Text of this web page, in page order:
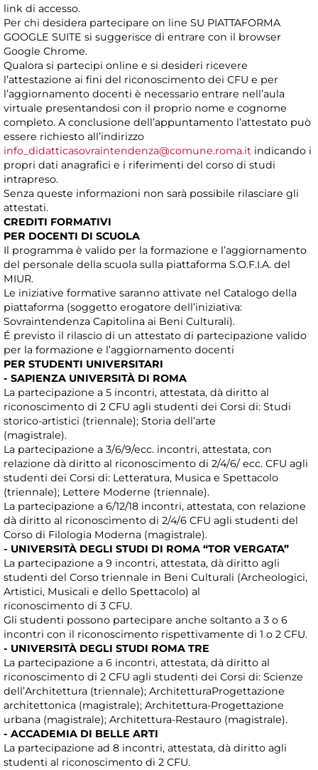
link di accesso.
Per chi desidera partecipare on line SU PIATTAFORMA
GOOGLE SUITE si suggerisce di entrare con il browser
Google Chrome.
Qualora si partecipi online e si desideri ricevere
l’attestazione ai fini del riconoscimento dei CFU e per
l’aggiornamento docenti è necessario entrare nell’aula
virtuale presentandosi con il proprio nome e cognome
completo. A conclusione dell’appuntamento l’attestato può
essere richiesto all’indirizzo
info_didatticasovraintendenza@comune.roma.it indicando i
propri dati anagrafici e i riferimenti del corso di studi
intrapreso.
Senza queste informazioni non sarà possibile rilasciare gli
attestati.
CREDITI FORMATIVI
PER DOCENTI DI SCUOLA
Il programma è valido per la formazione e l’aggiornamento
del personale della scuola sulla piattaforma S.O.F.I.A. del
MIUR.
Le iniziative formative saranno attivate nel Catalogo della
piattaforma (soggetto erogatore dell’iniziativa:
Sovraintendenza Capitolina ai Beni Culturali).
É previsto il rilascio di un attestato di partecipazione valido
per la formazione e l’aggiornamento docenti
PER STUDENTI UNIVERSITARI
- SAPIENZA UNIVERSITÀ DI ROMA
La partecipazione a 5 incontri, attestata, dà diritto al
riconoscimento di 2 CFU agli studenti dei Corsi di: Studi
storico-artistici (triennale); Storia dell’arte
(magistrale).
La partecipazione a 3/6/9/ecc. incontri, attestata, con
relazione dà diritto al riconoscimento di 2/4/6/ ecc. CFU agli
studenti dei Corsi di: Letteratura, Musica e Spettacolo
(triennale); Lettere Moderne (triennale).
La partecipazione a 6/12/18 incontri, attestata, con relazione
dà diritto al riconoscimento di 2/4/6 CFU agli studenti del
Corso di Filologia Moderna (magistrale).
- UNIVERSITÀ DEGLI STUDI DI ROMA “TOR VERGATA”
La partecipazione a 9 incontri, attestata, dà diritto agli
studenti del Corso triennale in Beni Culturali (Archeologici,
Artistici, Musicali e dello Spettacolo) al
riconoscimento di 3 CFU.
Gli studenti possono partecipare anche soltanto a 3 o 6
incontri con il riconoscimento rispettivamente di 1 o 2 CFU.
- UNIVERSITÀ DEGLI STUDI ROMA TRE
La partecipazione a 6 incontri, attestata, dà diritto al
riconoscimento di 2 CFU agli studenti dei Corsi di: Scienze
dell’Architettura (triennale); ArchitetturaProgettazione
architettonica (magistrale); Architettura-Progettazione
urbana (magistrale); Architettura-Restauro (magistrale).
- ACCADEMIA DI BELLE ARTI
La partecipazione ad 8 incontri, attestata, dà diritto agli
studenti al riconoscimento di 2 CFU.